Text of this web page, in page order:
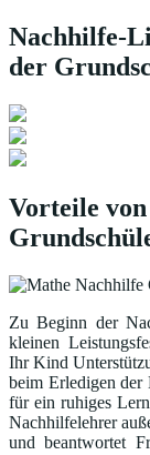
Nachhilfe-
der
Vorteile
Zu Beginn der
kleinen
Ihr Kind
beim Erledigen der
für ein ruhiges
Nachhilfelehrer
und beantwortet